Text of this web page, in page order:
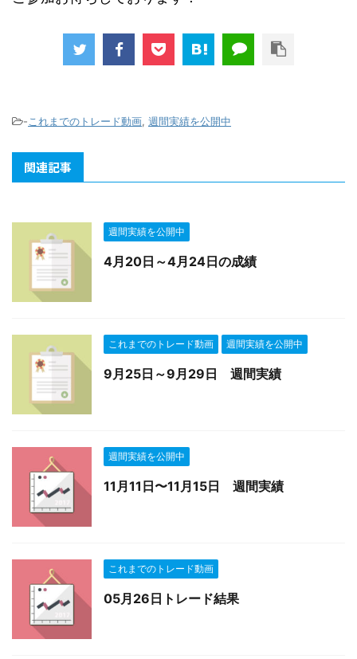
- これまでのトレード動画, 週間実績を公開中
関連記事
週間実績を公開中
4月20日～4月24日の成績
これまでのトレード動画 週間実績を公開中
9月25日～9月29日 週間実績
週間実績を公開中
11月11日〜11月15日 週間実績
これまでのトレード動画
05月26日トレード結果